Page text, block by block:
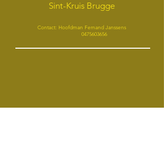
Sint-Kruis Brugge
Contact: Hoofdman Fernand Janssens
0475603656